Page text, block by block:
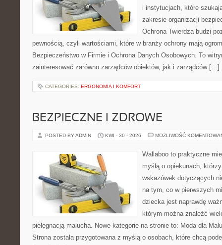
i instytucjach, które
zakresie organizacji
Ochrona Twierdza budzi
pewnością, czyli wartościami, które w branży ochrony mają
Bezpieczeństwo w Firmie i Ochrona Danych Osobowych. To
zainteresować zarówno zarządców obiektów, jak i zarządców […]
CATEGORIES: ERGONOMIA I KOMFORT
BEZPIECZNE I ZDROWE
POSTED BY ADMIN KWI - 30 - 2026 MOŻLIWOŚĆ
Wallaboo to praktyczne
myślą o opiekunach,
wskazówek dotyczących
na tym, co w pierwszych
dziecka jest naprawdę
którym można znaleźć
pielęgnacją malucha. Nowe kategorie na stronie to: Moda dla
Strona została przygotowana z myślą o osobach, które chcą